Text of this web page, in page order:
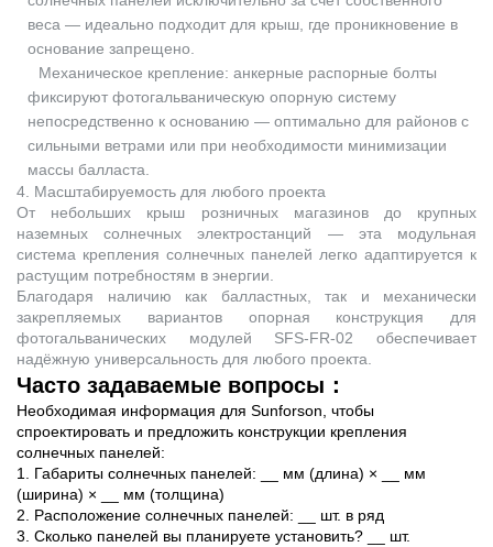
веса — идеально подходит для крыш, где проникновение в
основание запрещено.
Механическое крепление: анкерные распорные болты
фиксируют фотогальваническую опорную систему
непосредственно к основанию — оптимально для районов с
сильными ветрами или при необходимости минимизации
массы балласта.
4. Масштабируемость для любого проекта
От небольших крыш розничных магазинов до крупных
наземных солнечных электростанций — эта модульная
система крепления солнечных панелей легко адаптируется к
растущим потребностям в энергии.
Благодаря наличию как балластных, так и механически
закрепляемых вариантов опорная конструкция для
фотогальванических модулей SFS-FR-02 обеспечивает
надёжную универсальность для любого проекта.
Часто задаваемые вопросы：
Необходимая информация для Sunforson, чтобы
спроектировать и предложить конструкции крепления
солнечных панелей:
1. Габариты солнечных панелей: __ мм (длина) × __ мм
(ширина) × __ мм (толщина)
2. Расположение солнечных панелей: __ шт. в ряд
3. Сколько панелей вы планируете установить? __ шт.